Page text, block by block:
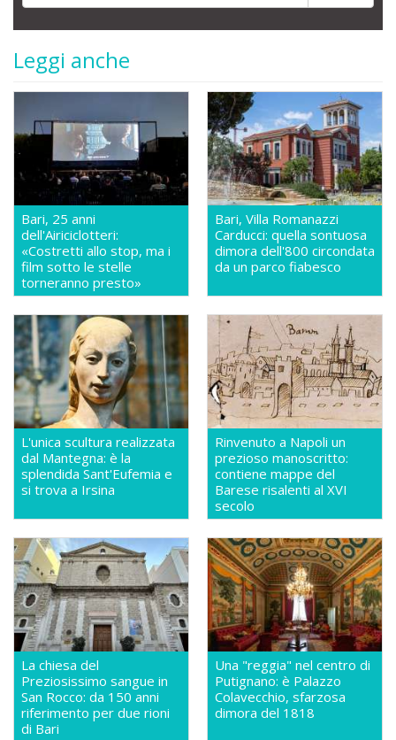
Leggi anche
Bari, 25 anni
dell'Airiciclotteri:
«Costretti allo stop, ma i
film sotto le stelle
torneranno presto»
Bari, Villa Romanazzi
Carducci: quella sontuosa
dimora dell'800 circondata
da un parco fiabesco
L'unica scultura realizzata
dal Mantegna: è la
splendida Sant'Eufemia e
si trova a Irsina
Rinvenuto a Napoli un
prezioso manoscritto:
contiene mappe del
Barese risalenti al XVI
secolo
La chiesa del
Preziosissimo sangue in
San Rocco: da 150 anni
riferimento per due rioni
di Bari
Una "reggia" nel centro di
Putignano: è Palazzo
Colavecchio, sfarzosa
dimora del 1818